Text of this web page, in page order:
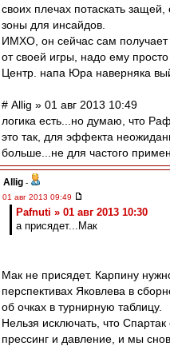
своих плечах потаскать защей,
зоны для инсайдов.
ИМХО, он сейчас сам получает
от своей игры, надо ему просто
Центр. напа Юра наверняка
# Allig » 01 авг 2013 10:49
логика есть...но думаю, что
это так, для эффекта
больше...не для частого
Allig -
01 авг 2013 09:49
Pafnuti » 01 авг 2013 10:30
а присядет...Мак
Мак не присядет. Карпину
перспективах Яковлева в
об очках в турнирную таблицу.
Нельзя исключать, что Спартак
прессинг и давление, и мы